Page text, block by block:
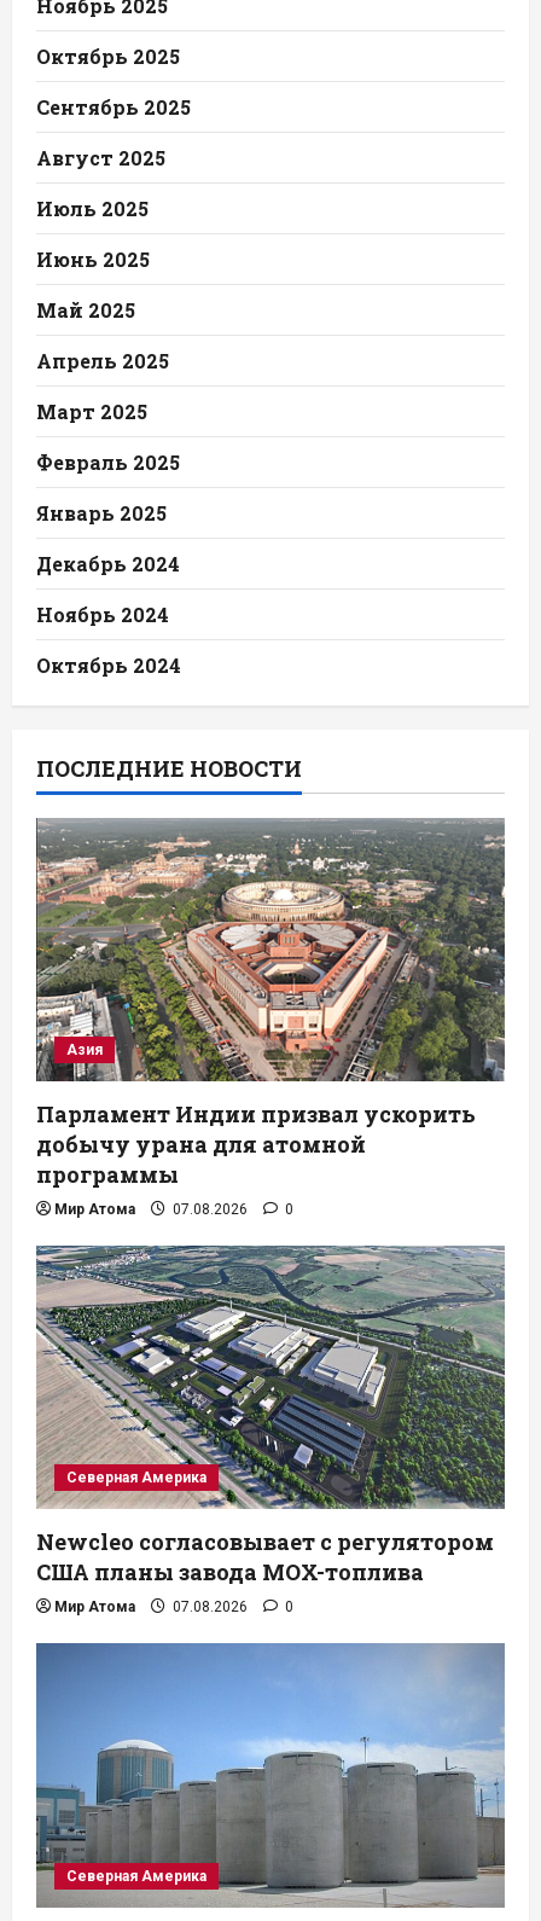
Ноябрь 2025
Октябрь 2025
Сентябрь 2025
Август 2025
Июль 2025
Июнь 2025
Май 2025
Апрель 2025
Март 2025
Февраль 2025
Январь 2025
Декабрь 2024
Ноябрь 2024
Октябрь 2024
ПОСЛЕДНИЕ НОВОСТИ
Азия
Парламент Индии призвал ускорить
добычу урана для атомной
программы
Мир Атома 07.08.2026 0
Северная Америка
Newcleo согласовывает с регулятором
США планы завода MOX-топлива
Мир Атома 07.08.2026 0
Северная Америка